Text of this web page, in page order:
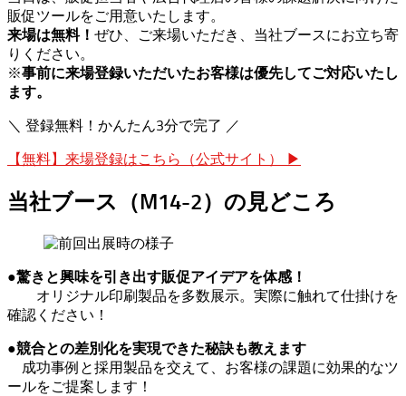
販促ツールをご用意いたします。
来場は無料！ ぜひ、ご来場いただき、当社ブースにお立ち寄
りください。
※事前に来場登録いただいたお客様は優先してご対応いたし
ます。
＼ 登録無料！かんたん3分で完了 ／
【無料】来場登録はこちら（公式サイト） ▶
当社ブース（M14-2）の見どころ
●驚きと興味を引き出す販促アイデアを体感！
オリジナル印刷製品を多数展示。実際に触れて仕掛けを
確認ください！
●競合との差別化を実現できた秘訣も教えます
成功事例と採用製品を交えて、お客様の課題に効果的なツ
ールをご提案します！